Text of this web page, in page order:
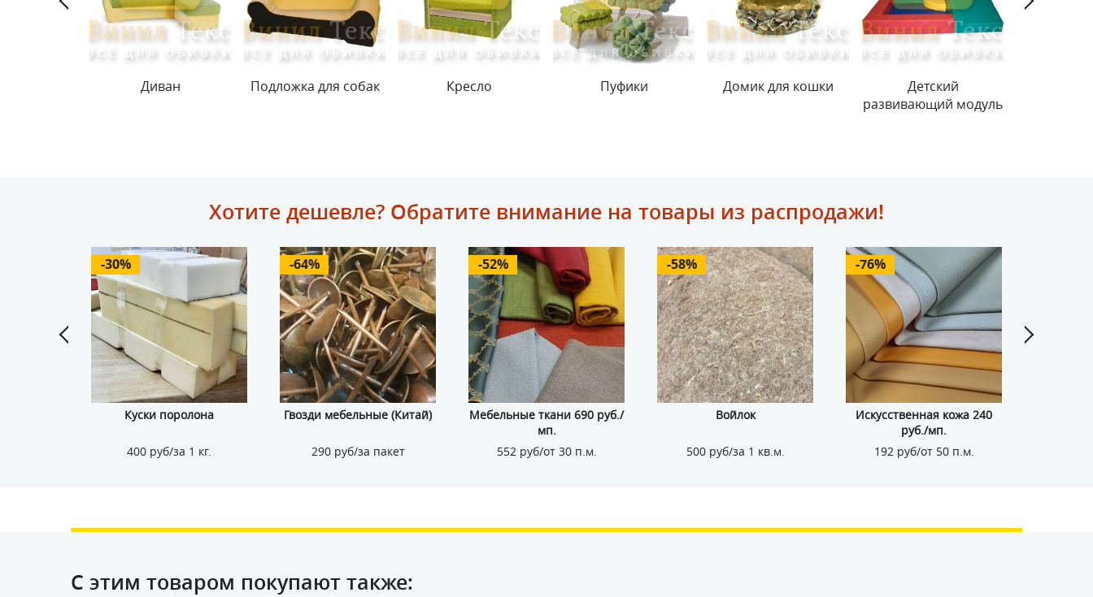
Диван Подложка для собак Кресло Пуфики Домик для кошки
Детский
развивающий модуль
Хотите дешевле? Обратите внимание на товары из распродажи!
-30%
Куски поролона
400 руб/за 1 кг.
-64%
Гвозди мебельные (Китай)
290 руб/за пакет
-52%
Мебельные ткани 690 руб./
мп.
552 руб/от 30 п.м.
-58%
Войлок
500 руб/за 1 кв.м.
-76%
Искусственная кожа 240
руб./мп.
192 руб/от 50 п.м.
С этим товаром покупают также: